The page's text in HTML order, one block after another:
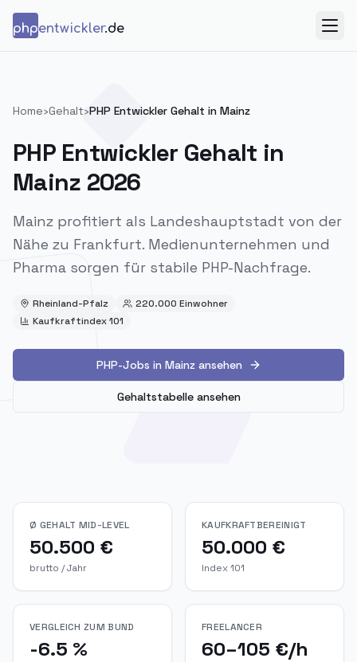
phpentwickler.de
Home›Gehalt›PHP Entwickler Gehalt in Mainz
PHP Entwickler Gehalt in
Mainz 2026
Mainz profitiert als Landeshauptstadt von der
Nähe zu Frankfurt. Medienunternehmen und
Pharma sorgen für stabile PHP-Nachfrage.
Rheinland-Pfalz 220.000 Einwohner
Kaufkraftindex101
PHP-Jobs in Mainz ansehen
Gehaltstabelle ansehen
Ø GEHALT MID-LEVEL
50.500 €
brutto / Jahr
KAUFKRAFTBEREINIGT
50.000 €
Index 101
VERGLEICH ZUM BUND
-6.5 %
FREELANCER
60–105 €/h